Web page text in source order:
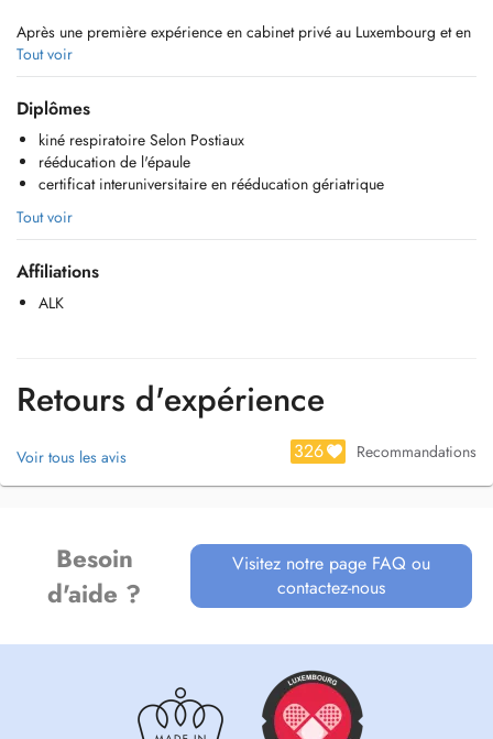
Après une première expérience en cabinet privé au Luxembourg et en
Belgique, je rejoins l'hôpital d'Arlon et Virton pour une expérience
pluridisciplinaire en revalidation et en tant que responsable d'équipe.
En 2020, je rejoins Claudine Stoffel dans son cabinet à Saeul.
En parallèle, en septembre 2021, je travaille au Parc du 3ième Age
(maison de soins) à Bertrange jusque décembre 2023.
En octobre 2023 Claudine Stoffel m'honore de sa confiance en me
proposant de reprendre son cabinet.
Tout voir
Diplômes
kiné respiratoire Selon Postiaux
rééducation de l'épaule
certificat interuniversitaire en rééducation gériatrique
Tout voir
Affiliations
ALK
Retours d'expérience
Voir tous les avis 326 Recommandations
Besoin
d'aide ?
Visitez notre page FAQ ou
contactez-nous